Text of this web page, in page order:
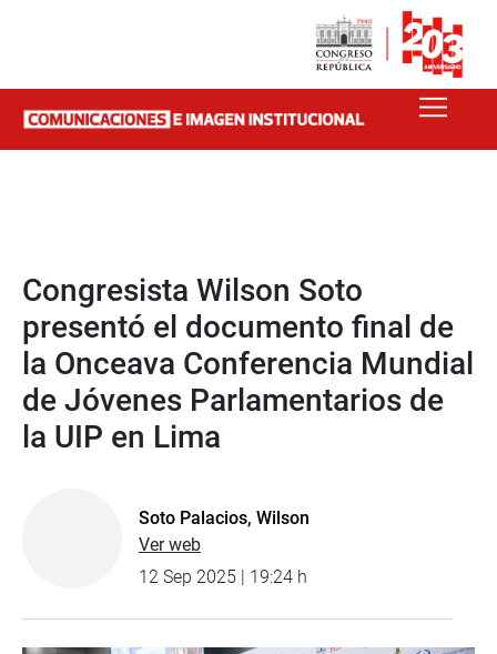
Congresista Wilson Soto
presentó el documento final de
la Onceava Conferencia Mundial
de Jóvenes Parlamentarios de
la UIP en Lima
Soto Palacios, Wilson
Ver web
12 Sep 2025 | 19:24 h